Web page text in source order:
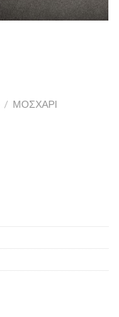
/ ΜΟΣΧΆΡΙ